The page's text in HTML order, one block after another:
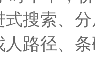
搜索、
路径、